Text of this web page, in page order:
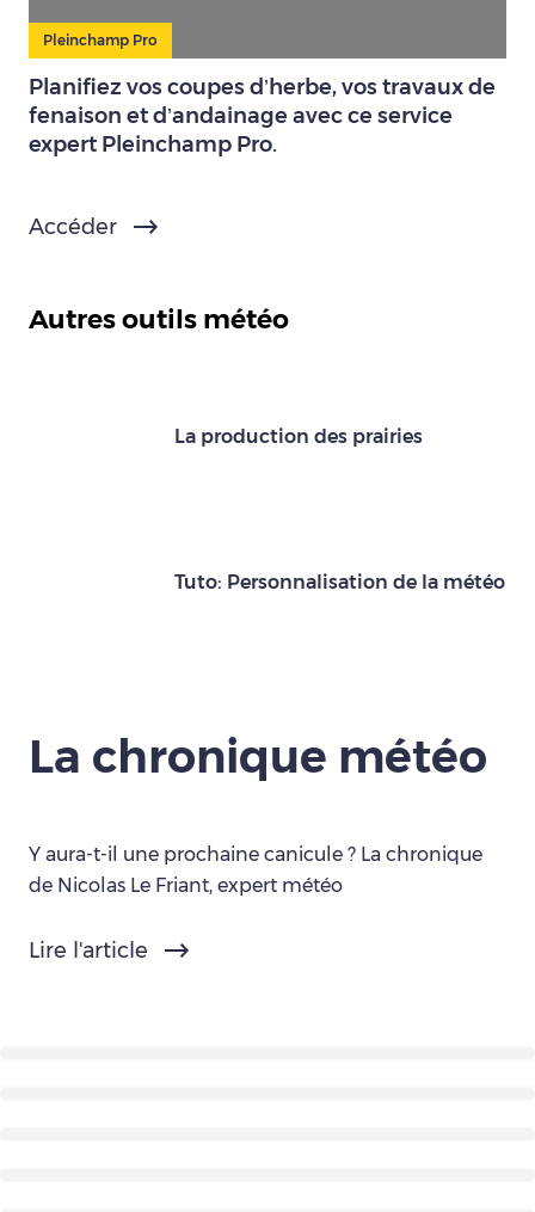
Pleinchamp Pro
Planifiez vos coupes d’herbe, vos travaux de
fenaison et d’andainage avec ce service
expert Pleinchamp Pro.
Accéder
Autres outils météo
La production des prairies
Tuto: Personnalisation de la météo
La chronique météo
Y aura-t-il une prochaine canicule ? La chronique
de Nicolas Le Friant, expert météo
Lire l'article